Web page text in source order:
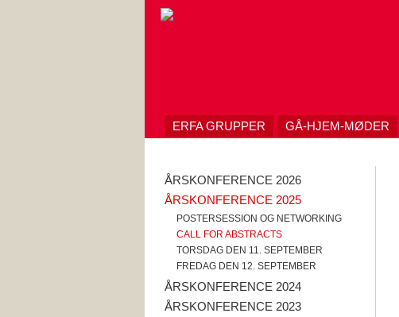
Skip
ERFA GRUPPER GÅ-HJEM-MØDER
ÅRSKONFERENCE 2026
ÅRSKONFERENCE 2025
POSTERSESSION OG NETWORKING
CALL FOR ABSTRACTS
TORSDAG DEN 11. SEPTEMBER
FREDAG DEN 12. SEPTEMBER
ÅRSKONFERENCE 2024
ÅRSKONFERENCE 2023